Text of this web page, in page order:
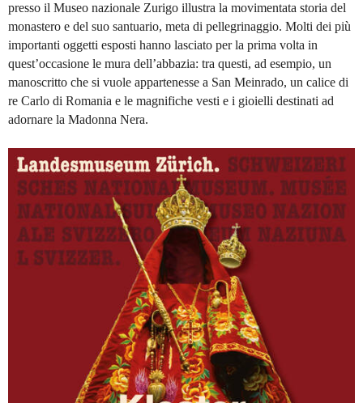
presso il Museo nazionale Zurigo illustra la movimentata storia del
monastero e del suo santuario, meta di pellegrinaggio. Molti dei più
importanti oggetti esposti hanno lasciato per la prima volta in
quest’occasione le mura dell’abbazia: tra questi, ad esempio, un
manoscritto che si vuole appartenesse a San Meinrado, un calice di
re Carlo di Romania e le magnifiche vesti e i gioielli destinati ad
adornare la Madonna Nera.